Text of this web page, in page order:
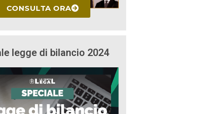
CONSULTA ORA
legge di bilancio 2024